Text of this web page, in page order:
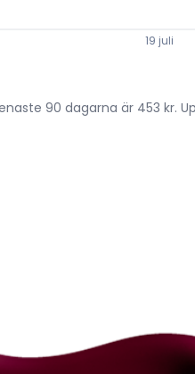
19 juli
90 dagarna är 453 kr.